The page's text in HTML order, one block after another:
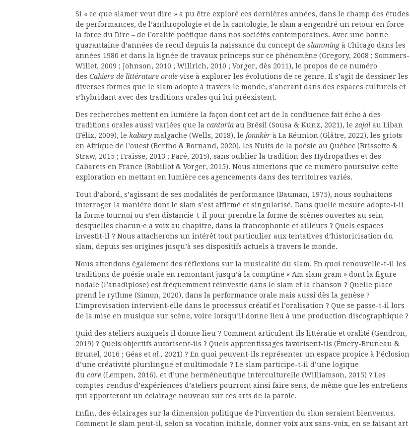
Si « ce que slamer veut dire » a pu être exploré ces dernières années, dans le champ des études
de performances, de l’anthropologie et de la cantologie, le slam a engendré un retour en force –
la force du Dire – de l’oralité poétique dans nos sociétés contemporaines. Avec une bonne
quarantaine d’années de recul depuis la naissance du concept de slammingà Chicago dans les
années 1980 et dans la lignée de travaux princeps sur ce phénomène (Gregory, 2008 ; Sommers-
Willet, 2009 ; Johnson, 2010 ; Willrich, 2010 ; Vorger, dès 2011), le propos de ce numéro
des Cahiers de littérature orale vise à explorer les évolutions de ce genre. Il s’agit de dessiner les
diverses formes que le slam adopte à travers le monde, s’ancrant dans des espaces culturels et
s’hybridant avec des traditions orales qui lui préexistent.
Des recherches mettent en lumière la façon dont cet art de la confluence fait écho à des
traditions orales aussi variées que la cantoria au Brésil (Sousa & Kunz, 2021), le zajal au Liban
(Félix, 2009), le kabary malgache (Wells, 2018), le fonnkèr à La Réunion (Glâtre, 2022), les griots
en Afrique de l’ouest (Bertho & Bornand, 2020), les Nuits de la poésie au Québec (Brissette &
Straw, 2015 ; Fraisse, 2013 ; Paré, 2015), sans oublier la tradition des Hydropathes et des
Cabarets en France (Bobillot & Vorger, 2015). Nous aimerions que ce numéro poursuive cette
exploration en mettant en lumière ces agencements dans des territoires variés.
Tout d’abord, s’agissant de ses modalités de performance (Bauman, 1975), nous souhaitons
interroger la manière dont le slam s’est affirmé et singularisé. Dans quelle mesure adopte-t-il
la forme tournoi ou s’en distancie-t-il pour prendre la forme de scènes ouvertes au sein
desquelles chacun·e a voix au chapitre, dans la francophonie et ailleurs ? Quels espaces
investit-il ? Nous attacherons un intérêt tout particulier aux tentatives d’historicisation du
slam, depuis ses origines jusqu’à ses dispositifs actuels à travers le monde.
Nous attendons également des réflexions sur la musicalité du slam. En quoi renouvelle-t-il les
traditions de poésie orale en remontant jusqu’à la comptine « Am slam gram » dont la figure
nodale (l’anadiplose) est fréquemment réinvestie dans le slam et la chanson ? Quelle place
prend le rythme (Simon, 2020), dans la performance orale mais aussi dès la genèse ?
L’improvisation intervient-elle dans le processus créatif et l’oralisation ? Que se passe-t-il lors
de la mise en musique sur scène, voire lorsqu’il donne lieu à une production discographique ?
Quid des ateliers auxquels il donne lieu ? Comment articulent-ils littératie et oralité (Gendron,
2019) ? Quels objectifs autorisent-ils ? Quels apprentissages favorisent-ils (Émery-Bruneau &
Brunel, 2016 ; Géas et al., 2021) ? En quoi peuvent-ils représenter un espace propice à l’éclosion
d’une créativité plurilingue et multimodale ? Le slam participe-t-il d’une logique
du care (Lempen, 2016), et d’une herméneutique interculturelle (Williamson, 2015) ? Les
comptes-rendus d’expériences d’ateliers pourront ainsi faire sens, de même que les entretiens
qui apporteront un éclairage nouveau sur ces arts de la parole.
Enfin, des éclairages sur la dimension politique de l’invention du slam seraient bienvenus.
Comment le slam peut-il, selon sa vocation initiale, donner voix aux sans-voix, en se faisant art